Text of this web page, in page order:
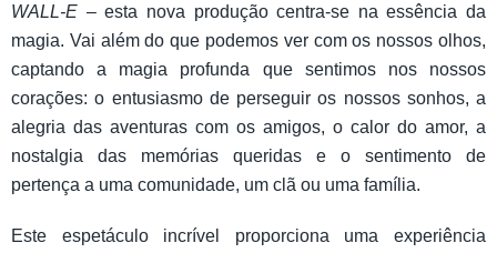
WALL-E – esta nova produção centra-se na essência da
magia. Vai além do que podemos ver com os nossos olhos,
captando a magia profunda que sentimos nos nossos
corações: o entusiasmo de perseguir os nossos sonhos, a
alegria das aventuras com os amigos, o calor do amor, a
nostalgia das memórias queridas e o sentimento de
pertença a uma comunidade, um clã ou uma família.
Este espetáculo incrível proporciona uma experiência